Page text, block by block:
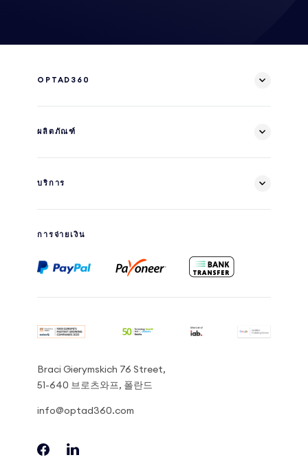
OPTAD360
ผลิตภัณฑ์
บริการ
การจ่ายเงิน
Braci Gierymskich 76 Street,
51-640 브로츠와프, 폴란드
info@optad360.com